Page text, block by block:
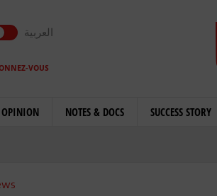
العربية
VOUS
OPINION NOTES & DOCS SUCCESS STORY